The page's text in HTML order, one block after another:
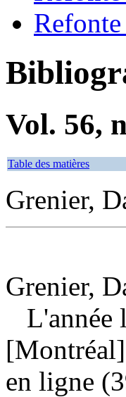
Vol. 56,
Table des matières
Grenier,
Grenier,
L'année
en ligne